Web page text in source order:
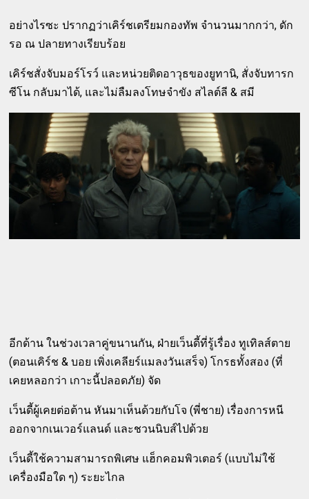
อย่างไรซะ ปรากฏว่าเคิร์ชเตรียมกองทัพ จำนวนมากกว่า, ดัก
รอ ณ ปลายทางเรียบร้อย
เคิร์ชสั่งจับมอร์โรว์ และหน่วยติดอาวุธของยูทานิ, สั่งจับทารก
ซีโน กลับมาได้, และไม่ลืมลงโทษจำขัง สไลต์ลี & สมี
อีกด้าน ในช่วงเวลาคู่ขนานกัน, ฝ่ายเว็นดี้ที่รู้เรื่อง ทูเทิลส์ตาย
(ตอนเคิร์ช & บอย เพิ่งเคลียร์แมลงวันเสร็จ) โกรธทั้งสอง (ที่
เคยหลอกว่า เกาะนี้ปลอดภัย) จัด
เว็นดี้ผู้เคยต่อต้าน หันมาเห็นด้วยกับโจ (พี่ชาย) เรื่องการหนี
ออกจากเนเวอร์แลนด์ และชวนนิบส์ไปด้วย
เว็นดี้ใช้ความสามารถพิเศษ แฮ็กคอมพิวเตอร์ (แบบไม่ใช้
เครื่องมือใด ๆ) ระยะไกล